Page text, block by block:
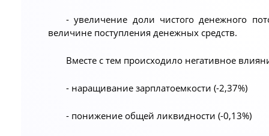
- увеличение доли чистого денежного
величине поступления денежных средств.
Вместе с тем происходило негативное
- наращивание зарплатоемкости (-2,37%)
- понижение общей ликвидности (-0,13%)